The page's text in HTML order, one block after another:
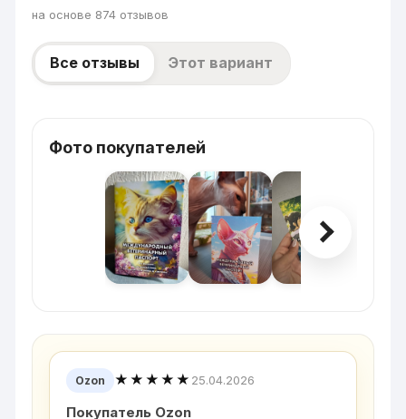
на основе 874 отзывов
Все отзывы Этот вариант
Фото покупателей
Ozon ★★★★★ 25.04.2026
Покупатель Ozon